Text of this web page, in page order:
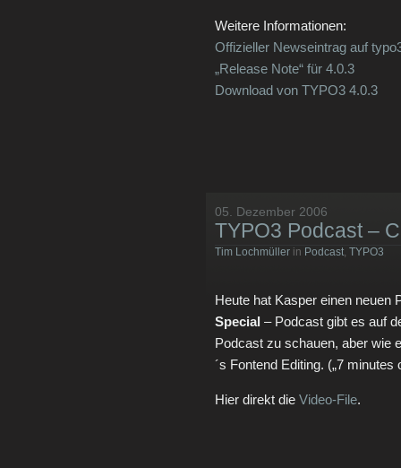
Weitere Informationen:
Offizieller Newseintrag auf
„Release Note“ für 4.0.3
Download von TYPO3 4.0.3
05. Dezember 2006
TYPO3 Podcast –
Tim Lochmüller in Podcast, TYPO3
Heute hat Kasper einen neuen
Special – Podcast gibt es auf
Podcast zu schauen, aber wie
´s Fontend Editing. („7
Hier direkt die Video-File.